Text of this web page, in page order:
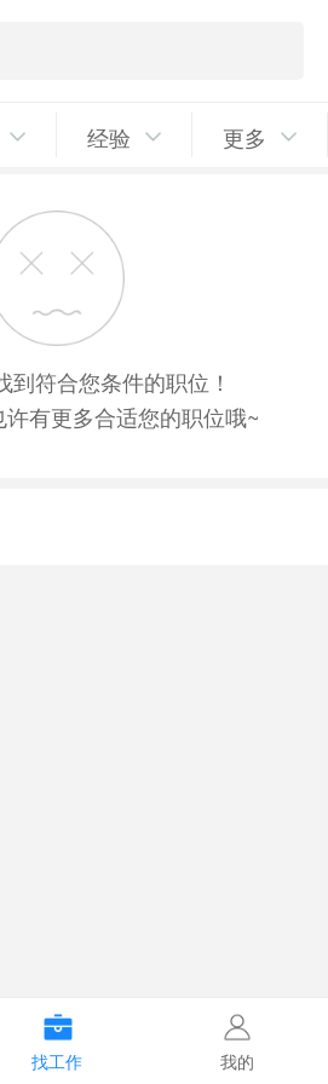
经验 更多
到符合您条件的职位！
有更多合适您的职位哦~
找工作 我的